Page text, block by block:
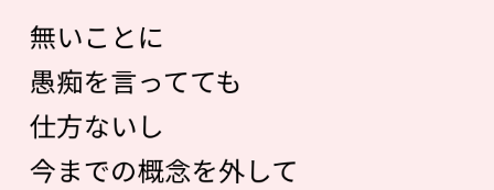
無いことに
愚痴を言ってても
仕方ないし
今までの概念を外して